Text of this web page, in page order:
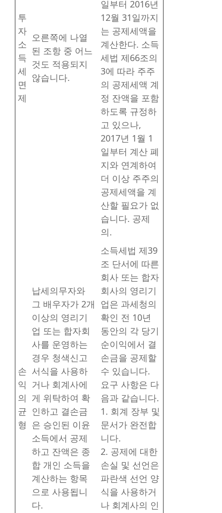
투
자
소
득
세
면
제
오른쪽에 나열
된 조항 중 어느
것도 적용되지
않습니다.
일부터 2016년
12월 31일까지
는 공제세액을
계산한다. 소득
세법 제66조의
3에 따라 주주
의 공제세액 계
정 잔액을 포함
하도록 규정하
고 있으나,
2017년 1월 1
일부터 계산 폐
지와 연계하여
더 이상 주주의
공제세액을 계
산할 필요가 없
습니다. 공제
의.
손
익
의
균
형
납세의무자와
그 배우자가 2개
이상의 영리기
업 또는 합자회
사를 운영하는
경우 청색신고
서식을 사용하
거나 회계사에
게 위탁하여 확
인하고 결손금
은 승인된 이윤
소득에서 공제
하고 잔액은 종
합 개인 소득을
계산하는 항목
으로 사용됩니
다.
소득세법 제39
조 단서에 따른
회사 또는 합자
회사의 영리기
업은 과세청의
확인 전 10년
동안의 각 당기
순이익에서 결
손금을 공제할
수 있습니다.
요구 사항은 다
음과 같습니다.
1. 회계 장부 및
문서가 완전합
니다.
2. 공제에 대한
손실 및 선언은
파란색 선언 양
식을 사용하거
나 회계사의 인